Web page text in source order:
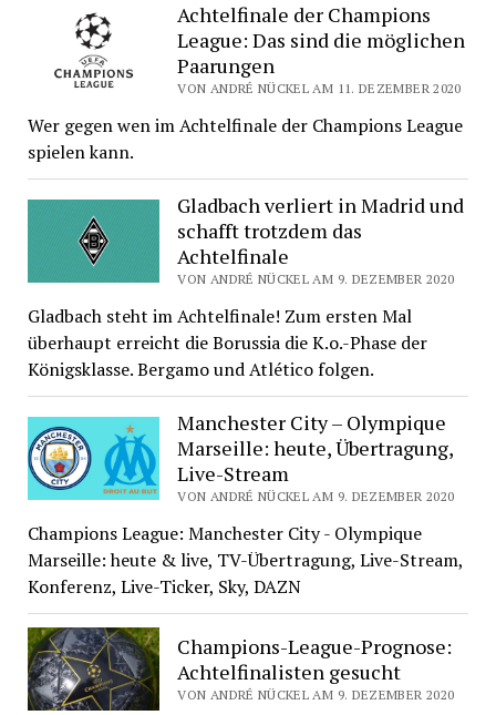
Achtelfinale der Champions
League: Das sind die möglichen
Paarungen
VON ANDRÉ NÜCKEL AM 11. DEZEMBER 2020
Wer gegen wen im Achtelfinale der Champions League
spielen kann.
Gladbach verliert in Madrid und
schafft trotzdem das
Achtelfinale
VON ANDRÉ NÜCKEL AM 9. DEZEMBER 2020
Gladbach steht im Achtelfinale! Zum ersten Mal
überhaupt erreicht die Borussia die K.o.-Phase der
Königsklasse. Bergamo und Atlético folgen.
Manchester City – Olympique
Marseille: heute, Übertragung,
Live-Stream
VON ANDRÉ NÜCKEL AM 9. DEZEMBER 2020
Champions League: Manchester City - Olympique
Marseille: heute & live, TV-Übertragung, Live-Stream,
Konferenz, Live-Ticker, Sky, DAZN
Champions-League-Prognose:
Achtelfinalisten gesucht
VON ANDRÉ NÜCKEL AM 9. DEZEMBER 2020